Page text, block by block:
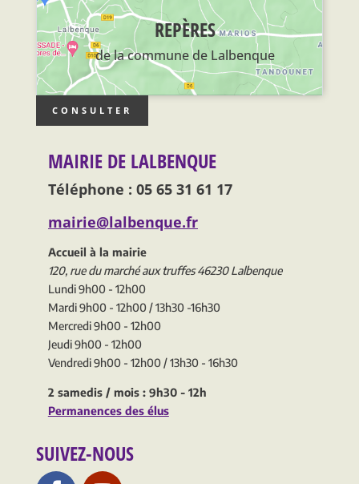
REPÈRES
de la commune de Lalbenque
CONSULTER
MAIRIE DE LALBENQUE
Téléphone : 05 65 31 61 17
mairie@lalbenque.fr
Accueil à la mairie
120, rue du marché aux truffes 46230 Lalbenque
Lundi 9h00 - 12h00
Mardi 9h00 - 12h00 / 13h30 -16h30
Mercredi 9h00 - 12h00
Jeudi 9h00 - 12h00
Vendredi 9h00 - 12h00 / 13h30 - 16h30
2 samedis / mois : 9h30 - 12h
Permanences des élus
SUIVEZ-NOUS